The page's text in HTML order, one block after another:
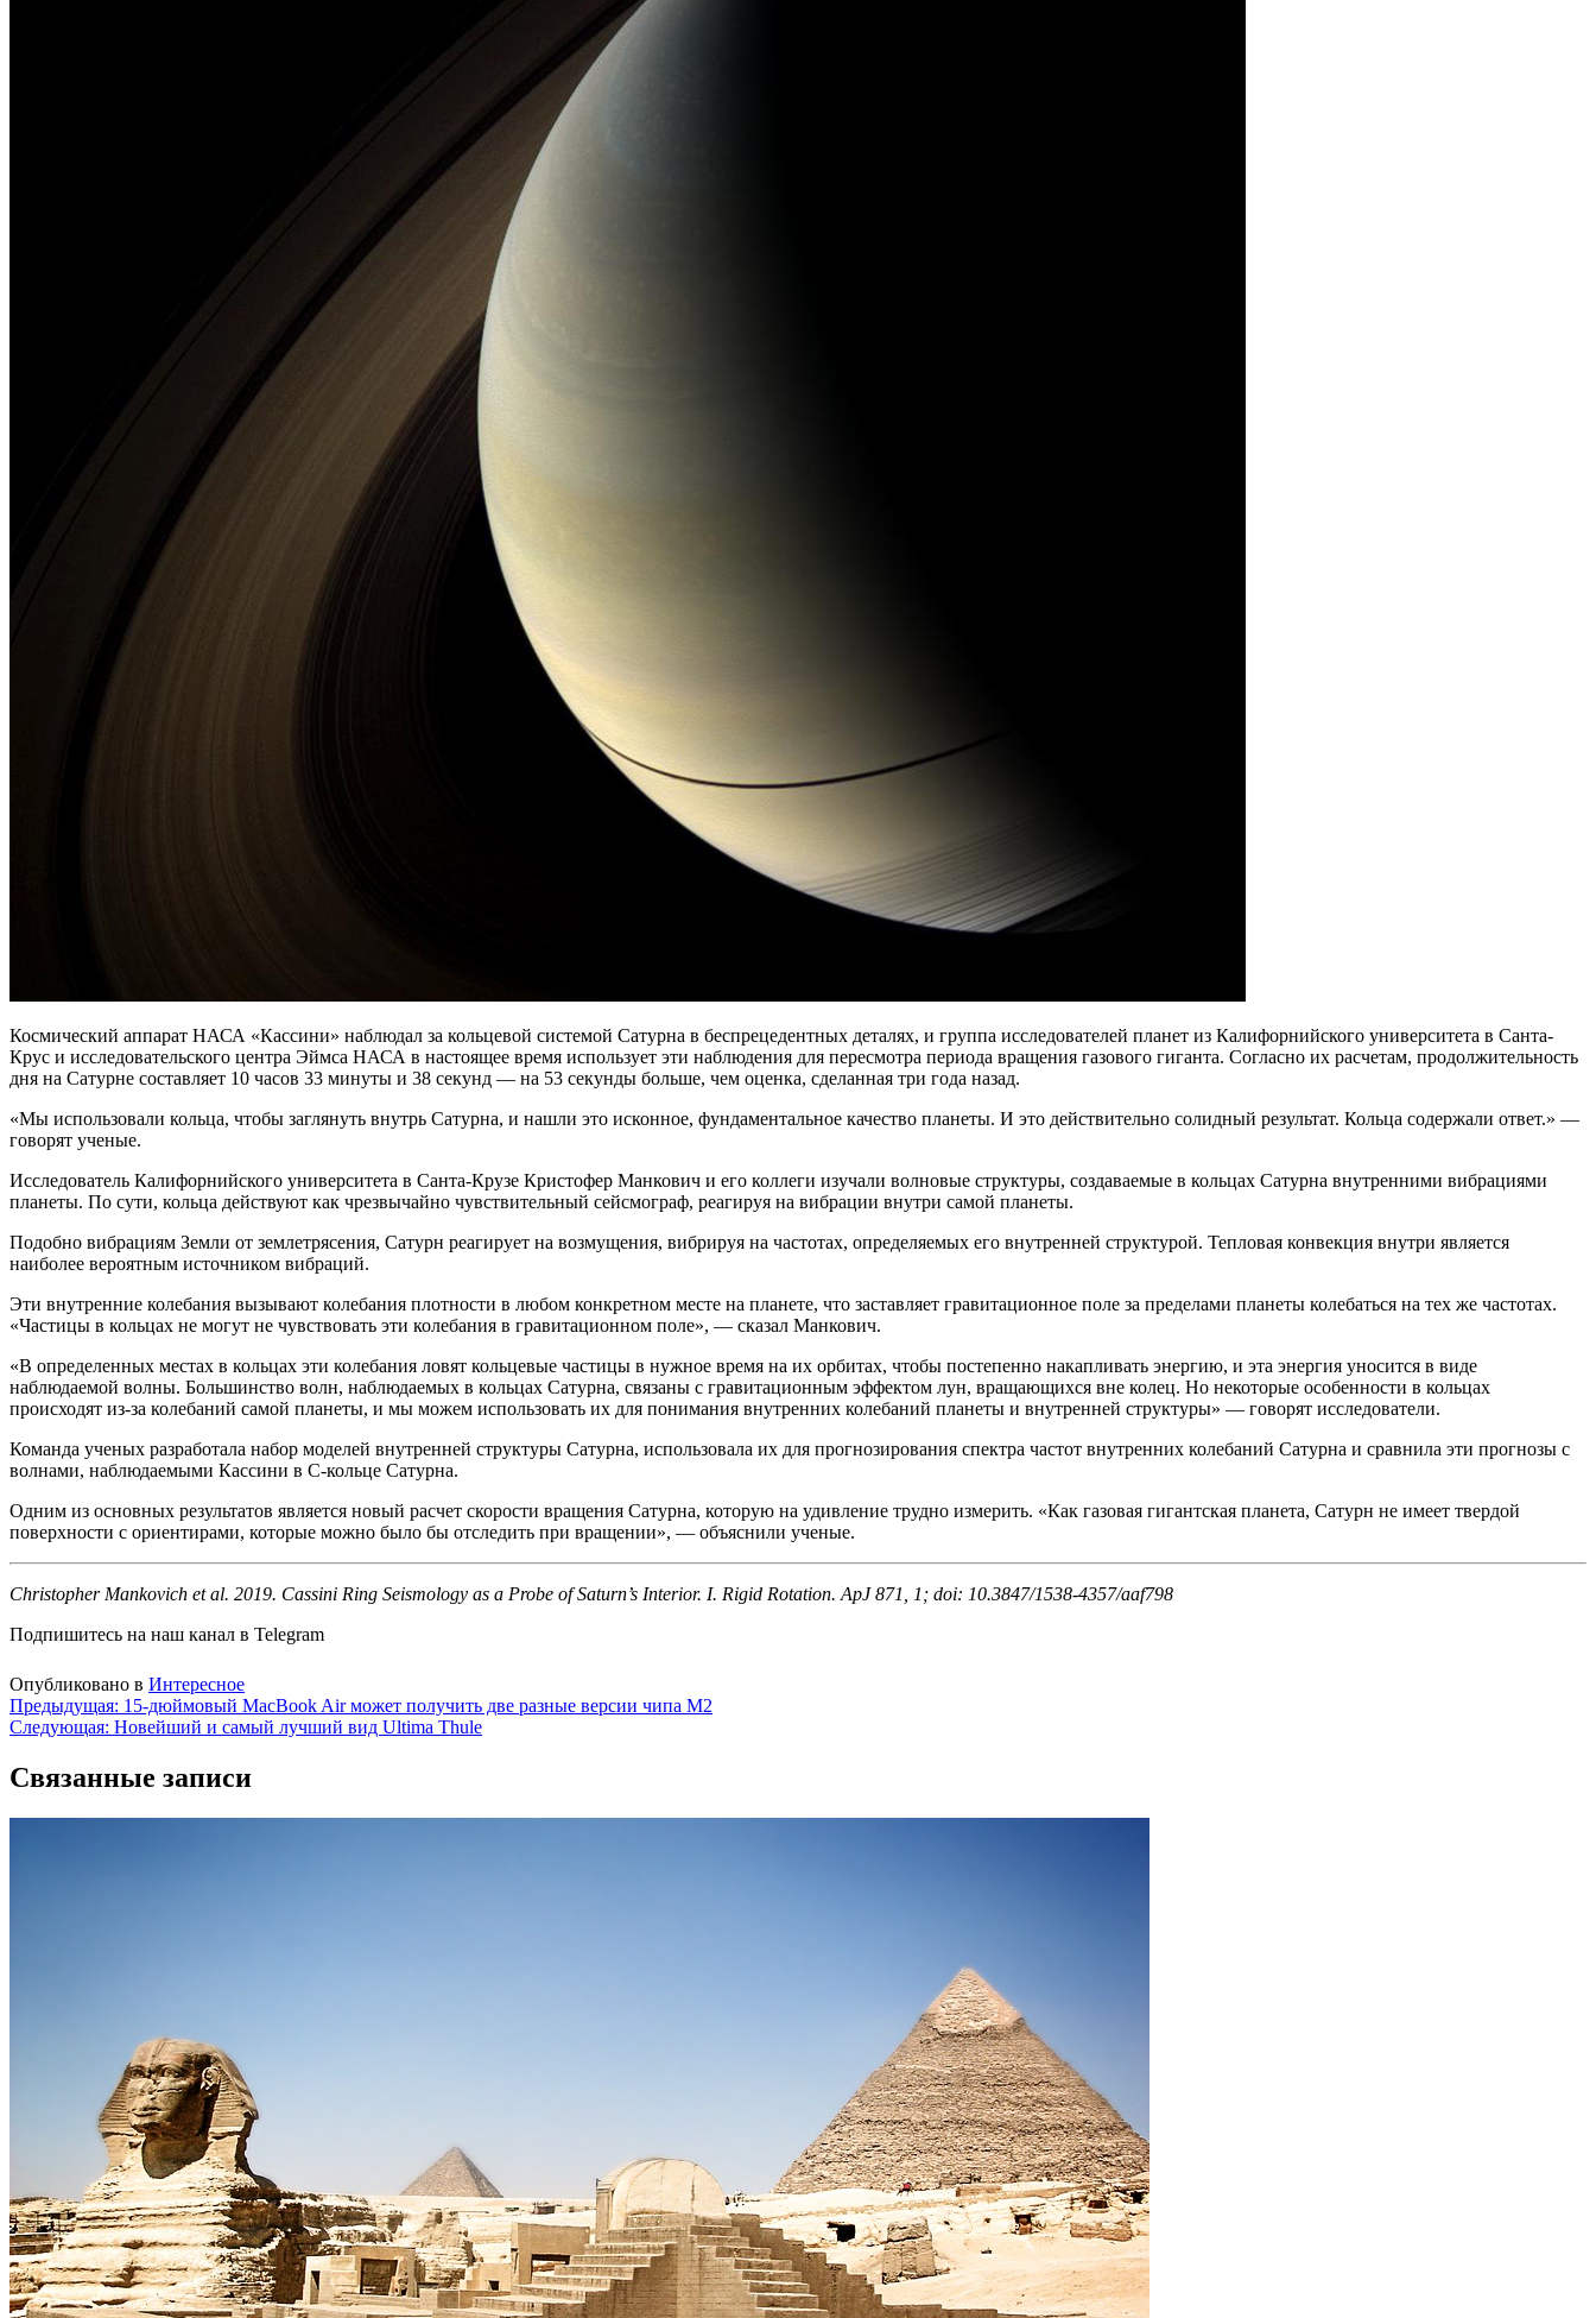
Космический аппарат НАСА «Кассини» наблюдал за кольцевой системой Сатурна в беспрецедентных деталях, и группа исследователей планет из Калифорнийского университета в Санта-
Крус и исследовательского центра Эймса НАСА в настоящее время использует эти наблюдения для пересмотра периода вращения газового гиганта. Согласно их расчетам, продолжительность
дня на Сатурне составляет 10 часов 33 минуты и 38 секунд — на 53 секунды больше, чем оценка, сделанная три года назад.
«Мы использовали кольца, чтобы заглянуть внутрь Сатурна, и нашли это исконное, фундаментальное качество планеты. И это действительно солидный результат. Кольца содержали ответ.» —
говорят ученые.
Исследователь Калифорнийского университета в Санта-Крузе Кристофер Манкович и его коллеги изучали волновые структуры, создаваемые в кольцах Сатурна внутренними вибрациями
планеты. По сути, кольца действуют как чрезвычайно чувствительный сейсмограф, реагируя на вибрации внутри самой планеты.
Подобно вибрациям Земли от землетрясения, Сатурн реагирует на возмущения, вибрируя на частотах, определяемых его внутренней структурой. Тепловая конвекция внутри является
наиболее вероятным источником вибраций.
Эти внутренние колебания вызывают колебания плотности в любом конкретном месте на планете, что заставляет гравитационное поле за пределами планеты колебаться на тех же частотах.
«Частицы в кольцах не могут не чувствовать эти колебания в гравитационном поле», — сказал Манкович.
«В определенных местах в кольцах эти колебания ловят кольцевые частицы в нужное время на их орбитах, чтобы постепенно накапливать энергию, и эта энергия уносится в виде
наблюдаемой волны. Большинство волн, наблюдаемых в кольцах Сатурна, связаны с гравитационным эффектом лун, вращающихся вне колец. Но некоторые особенности в кольцах
происходят из-за колебаний самой планеты, и мы можем использовать их для понимания внутренних колебаний планеты и внутренней структуры» — говорят исследователи.
Команда ученых разработала набор моделей внутренней структуры Сатурна, использовала их для прогнозирования спектра частот внутренних колебаний Сатурна и сравнила эти прогнозы с
волнами, наблюдаемыми Кассини в С-кольце Сатурна.
Одним из основных результатов является новый расчет скорости вращения Сатурна, которую на удивление трудно измерить. «Как газовая гигантская планета, Сатурн не имеет твердой
поверхности с ориентирами, которые можно было бы отследить при вращении», — объяснили ученые.
Christopher Mankovich et al. 2019. Cassini Ring Seismology as a Probe of Saturn’s Interior. I. Rigid Rotation. ApJ 871, 1; doi: 10.3847/1538-4357/aaf798
Подпишитесь на наш канал в Telegram
Опубликовано в Интересное
Навигация
по
записям
Предыдущая: 15-дюймовый MacBook Air может получить две разные версии чипа M2
Следующая: Новейший и самый лучший вид Ultima Thule
Связанные записи